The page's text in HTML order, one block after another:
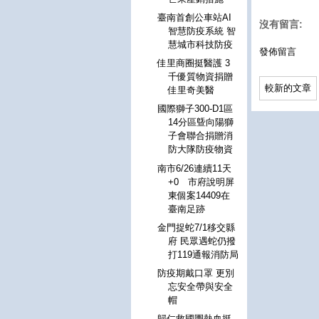
沒有留言:
發佈留言
較新的文章
臺南首創公車站AI
智慧防疫系統 智
慧城市科技防疫
佳里商圈挺醫護 3
千優質物資捐贈
佳里奇美醫
國際獅子300-D1區
14分區曁向陽獅
子會聯合捐贈消
防大隊防疫物資
南市6/26連續11天
+0 市府說明屏
東個案14409在
臺南足跡
金門捉蛇7/1移交縣
府 民眾遇蛇仍撥
打119通報消防局
防疫期戴口罩 更別
忘安全帶與安全
帽